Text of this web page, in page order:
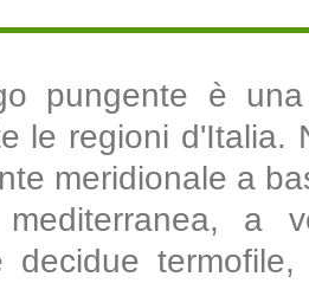
pungente è
le regioni d'Italia.
meridionale a
mediterranea, a
decidue